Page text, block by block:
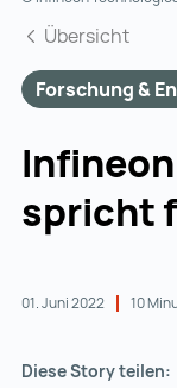
Übersicht
Forschung &
spricht
01. Juni 2022 10
Diese Story teilen: